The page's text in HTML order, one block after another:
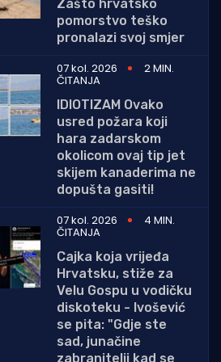
Zašto hrvatsko
pomorstvo teško
pronalazi svoj smjer
07 kol. 2026
2 MIN.
ČITANJA
IDIOTIZAM Ovako
usred požara koji
hara zadarskom
okolicom ovaj tip jet
skijem kanaderima ne
dopušta gasiti!
07 kol. 2026
4 MIN.
ČITANJA
Cajka koja vrijeđa
Hrvatsku, stiže za
Velu Gospu u vodičku
diskoteku - Ivošević
se pita: "Gdje ste
sad, junačine
zabranitelji kad se